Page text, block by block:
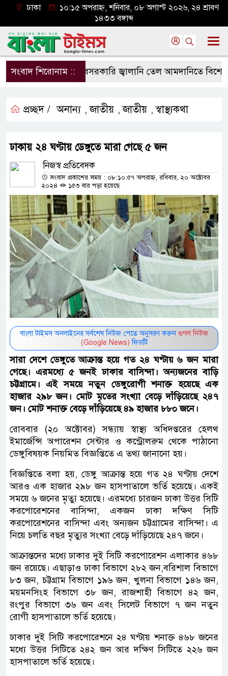
ঢাকা
১০:১৫ অপরাহ্ন, শনিবার, ০৮ অগাস্ট ২০২৬, ২৪ শ্রাবণ
১৪৩৩ বঙ্গাব্দ
সংবাদ শিরোনাম ::বেসরকারি জ্বালানি তেল আমদানিতে বিশেষ
প্রচ্ছদ / অনান্য ,জাতীয় ,জাতীয় ,স্বাস্থ্যকথা
ঢাকায় ২৪ ঘণ্টায় ডেঙ্গুতে মারা গেছে ৫ জন
নিজস্ব প্রতিবেদক
সংবাদ প্রকাশের সময় : ০৮:১০:৫৭ অপরাহ্ন, রবিবার, ২০ অক্টোবর
২০২৪
১৫৩ বার পড়া হয়েছে
বাংলা টাইমস অনলাইনের সর্বশেষ নিউজ পেতে অনুসরণ করুন গুগল নিউজ
(Google News) ফিডটি
সারা দেশে ডেঙ্গুতে আক্রান্ত হয়ে গত ২৪ ঘণ্টায় ৬ জন মারা
গেছে। এরমধ্যে ৫ জনই ঢাকার বাসিন্দা। অন্যজনের বাড়ি
চট্টগ্রামে। এই সময়ে নতুন ডেঙ্গুরোগী শনাক্ত হয়েছে এক
হাজার ২৯৮ জন। মোট মৃতের সংখ্যা বেড়ে দাঁড়িয়েছে ২৪৭
জন। মোট শনাক্ত বেড়ে দাঁড়িয়েছে ৪৯ হাজার ৮৮০ জনে।
রোববার (২০ অক্টোবর) সন্ধ্যায় স্বাস্থ্য অধিদপ্তরের হেলথ
ইমার্জেন্সি অপারেশন সেন্টার ও কন্ট্রোলরুম থেকে পাঠানো
ডেঙ্গুবিষয়ক নিয়মিত বিজ্ঞপ্তিতে এ তথ্য জানানো হয়।
বিজ্ঞপ্তিতে বলা হয়, ডেঙ্গু আক্রান্ত হয়ে গত ২৪ ঘণ্টায় দেশে
আরও এক হাজার ২৯৮ জন হাসপাতালে ভর্তি হয়েছে। একই
সময়ে ৬ জনের মৃত্যু হয়েছে। এরমধ্যে চারজন ঢাকা উত্তর সিটি
করপোরেশনের বাসিন্দা, একজন ঢাকা দক্ষিণ সিটি
করপোরেশনের বাসিন্দা এবং অন্যজন চট্টগ্রামের বাসিন্দা। এ
নিয়ে চলতি বছর মৃত্যুর সংখ্যা বেড়ে দাঁড়িয়েছে ২৪৭ জনে।
আক্রান্তদের মধ্যে ঢাকার দুই সিটি করপোরেশন এলাকার ৪৬৮
জন রয়েছে। এছাড়াও ঢাকা বিভাগে ২৮২ জন,বরিশাল বিভাগে
৮৩ জন, চট্টগ্রাম বিভাগে ১৯৬ জন, খুলনা বিভাগে ১৪৬ জন,
ময়মনসিংহ বিভাগে ৩৮ জন, রাজশাহী বিভাগে ৪২ জন,
রংপুর বিভাগে ৩৬ জন এবং সিলেট বিভাগে ৭ জন নতুন
রোগী হাসপাতালে ভর্তি হয়েছে।
ঢাকার দুই সিটি করপোরেশনে ২৪ ঘণ্টায় শনাক্ত ৪৬৮ জনের
মধ্যে উত্তর সিটিতে ২৪২ জন আর দক্ষিণ সিটিতে ২২৬ জন
হাসপাতালে ভর্তি হয়েছে।